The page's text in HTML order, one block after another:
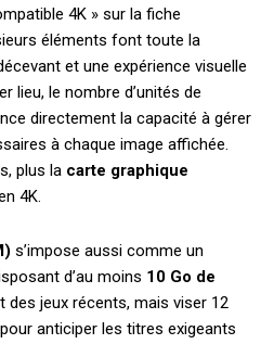
4K » sur la fiche
éléments font toute la
et une expérience visuelle
lieu, le nombre d’unités de
directement la capacité à gérer
à chaque image affichée.
plus la carte graphique
4K.
s’impose aussi comme un
d’au moins 10 Go de
des jeux récents, mais viser 12
anticiper les titres exigeants